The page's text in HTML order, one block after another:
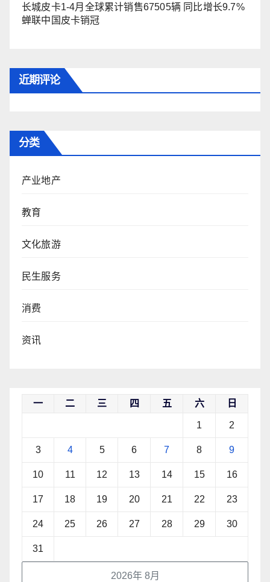
长城皮卡1-4月全球累计销售67505辆 同比增长9.7%
蝉联中国皮卡销冠
近期评论
分类
产业地产
教育
文化旅游
民生服务
消费
资讯
2026年 8月
一 二 三 四 五 六 日
1 2
3 4 5 6 7 8 9
10 11 12 13 14 15 16
17 18 19 20 21 22 23
24 25 26 27 28 29 30
31